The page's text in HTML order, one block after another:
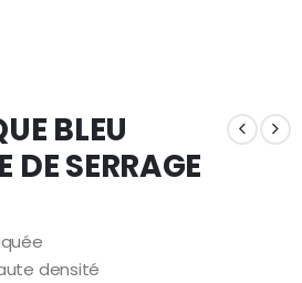
BLEU
SERRAGE
densité